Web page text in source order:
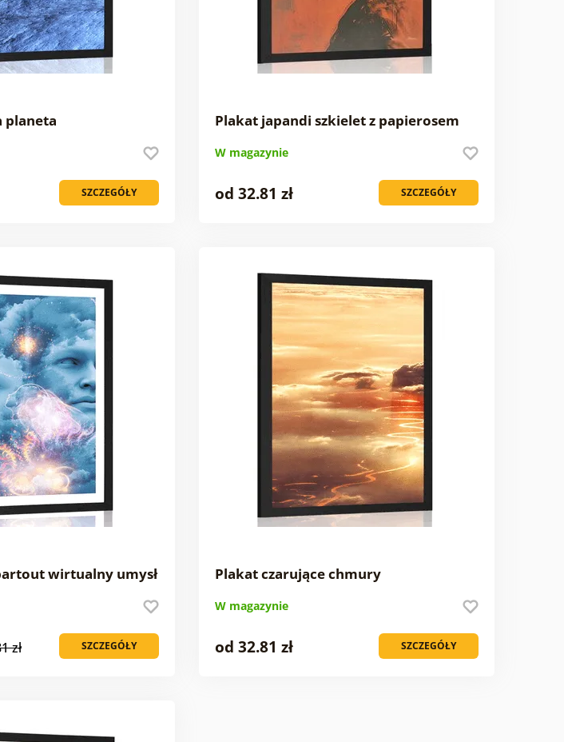
planeta
SZCZEGÓŁY
Plakat japandi szkielet z papierosem
W magazynie
SZCZEGÓŁY
od 32.81 zł
wirtualny umysł
SZCZEGÓŁY
zł
Plakat czarujące chmury
W magazynie
SZCZEGÓŁY
od 32.81 zł